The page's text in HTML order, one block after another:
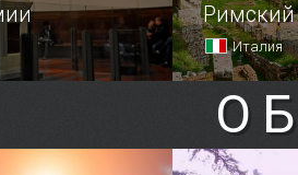
из первых,
Италия